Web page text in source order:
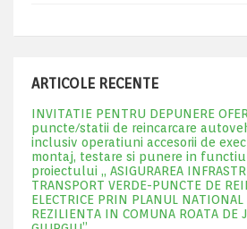
ARTICOLE RECENTE
INVITATIE PENTRU DEPUNERE
puncte/statii de reincarcare
inclusiv operatiuni accesorii de
montaj, testare si punere in
proiectului „ ASIGURAREA
TRANSPORT VERDE-PUNCTE DE
ELECTRICE PRIN PLANUL NATIONAL
REZILIENTA IN COMUNA ROATA DE